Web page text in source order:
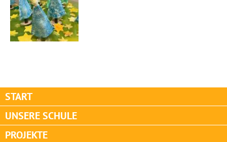
START
UNSERE SCHULE
PROJEKTE